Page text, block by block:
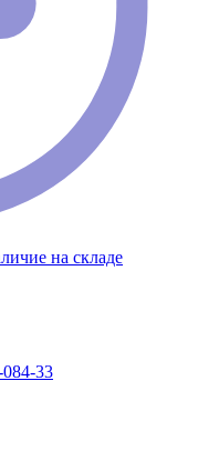
на складе
33